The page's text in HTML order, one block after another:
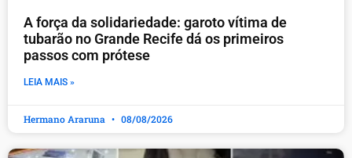
A força da solidariedade: garoto vítima de
tubarão no Grande Recife dá os primeiros
passos com prótese
LEIA MAIS »
Hermano Araruna 08/08/2026